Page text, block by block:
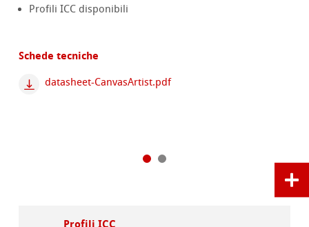
Profili ICC disponibili
Schede tecniche
datasheet-CanvasArtist.pdf
Profili ICC